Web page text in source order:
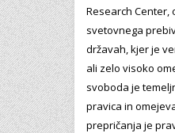
Research Center,
svetovnega
državah, kjer je
ali zelo visoko
svoboda je
pravica in
prepričanja je